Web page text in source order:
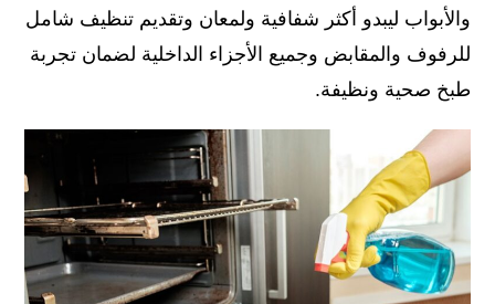
والأبواب ليبدو أكثر شفافية ولمعان وتقديم تنظيف شامل
للرفوف والمقابض وجميع الأجزاء الداخلية لضمان تجربة
طبخ صحية ونظيفة.